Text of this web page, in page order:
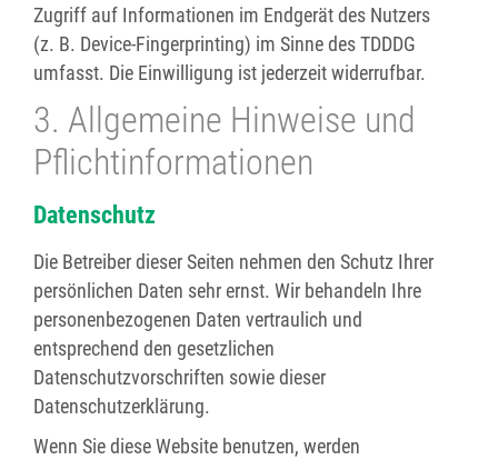
Zugriff auf Informationen im Endgerät des Nutzers
(z. B. Device-Fingerprinting) im Sinne des TDDDG
umfasst. Die Einwilligung ist jederzeit widerrufbar.
3. Allgemeine Hinweise und
Pflicht­informationen
Datenschutz
Die Betreiber dieser Seiten nehmen den Schutz Ihrer
persönlichen Daten sehr ernst. Wir behandeln Ihre
personenbezogenen Daten vertraulich und
entsprechend den gesetzlichen
Datenschutzvorschriften sowie dieser
Datenschutzerklärung.
Wenn Sie diese Website benutzen, werden